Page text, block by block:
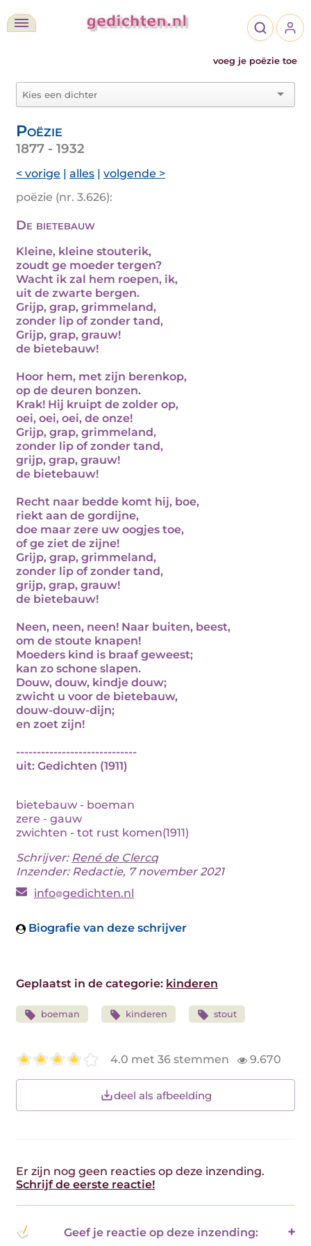
voeg je poëzie toe
Poëzie
1877 - 1932
< vorige | alles | volgende >
poëzie (nr. 3.626):
De bietebauw
Kleine, kleine stouterik,
zoudt ge moeder tergen?
Wacht ik zal hem roepen, ik,
uit de zwarte bergen.
Grijp, grap, grimmeland,
zonder lip of zonder tand,
Grijp, grap, grauw!
de bietebauw!
Hoor hem, met zijn berenkop,
op de deuren bonzen.
Krak! Hij kruipt de zolder op,
oei, oei, oei, de onze!
Grijp, grap, grimmeland,
zonder lip of zonder tand,
grijp, grap, grauw!
de bietebauw!
Recht naar bedde komt hij, boe,
riekt aan de gordijne,
doe maar zere uw oogjes toe,
of ge ziet de zijne!
Grijp, grap, grimmeland,
zonder lip of zonder tand,
grijp, grap, grauw!
de bietebauw!
Neen, neen, neen! Naar buiten, beest,
om de stoute knapen!
Moeders kind is braaf geweest;
kan zo schone slapen.
Douw, douw, kindje douw;
zwicht u voor de bietebauw,
douw-douw-dijn;
en zoet zijn!
-----------------------------
uit: Gedichten (1911)
bietebauw - boeman
zere - gauw
zwichten - tot rust komen(1911)
Schrijver: René de Clercq
Inzender: Redactie, 7 november 2021
info gedichten.nl
Biografie van deze schrijver
Geplaatst in de categorie: kinderen
boeman kinderen stout
4.0 met 36 stemmen 9.670
deel als afbeelding
Er zijn nog geen reacties op deze inzending.
Schrijf de eerste reactie!
Geef je reactie op deze inzending: